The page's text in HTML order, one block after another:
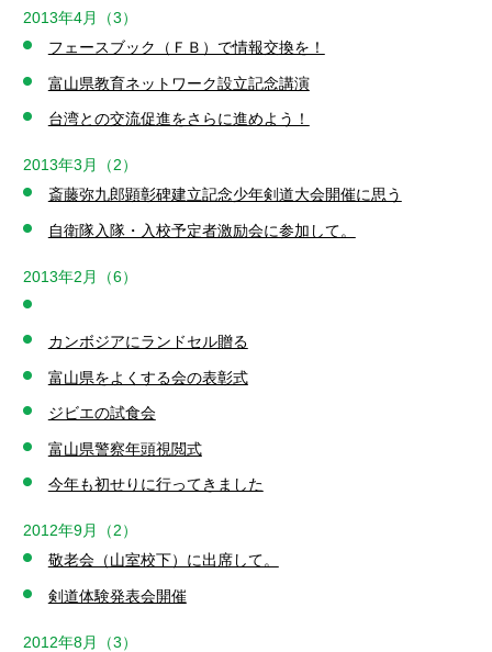
2013年4月（3）
フェースブック（ＦＢ）で情報交換を！
富山県教育ネットワーク設立記念講演
台湾との交流促進をさらに進めよう！
2013年3月（2）
斎藤弥九郎顕彰碑建立記念少年剣道大会開催に思う
自衛隊入隊・入校予定者激励会に参加して。
2013年2月（6）
カンボジアにランドセル贈る
富山県をよくする会の表彰式
ジビエの試食会
富山県警察年頭視閲式
今年も初せりに行ってきました
2012年9月（2）
敬老会（山室校下）に出席して。
剣道体験発表会開催
2012年8月（3）